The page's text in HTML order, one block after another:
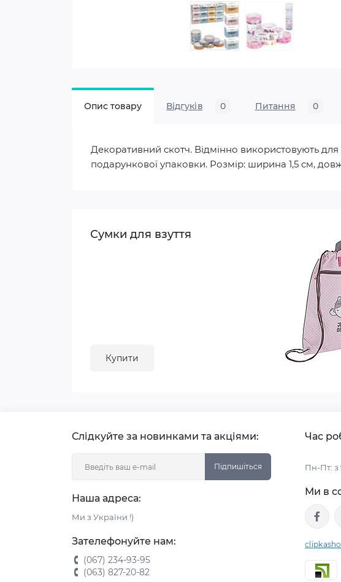
Опис товару Відгуків 0 Питання 0
Декоративний скотч. Відмінно використовують
подарункової упаковки. Розмір: ширина 1,5 см,
Сумки для взуття
Купити
Слідкуйте за новинками та акціями:
Підпишіться
Наша адреса:
Ми з України !)
Зателефонуйте нам:
(067) 234-93-95
(063) 827-20-82
Час
Пн-Пт: з
Ми в